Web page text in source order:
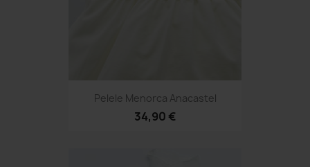
Pelele Menorca Anacastel
34,90 €